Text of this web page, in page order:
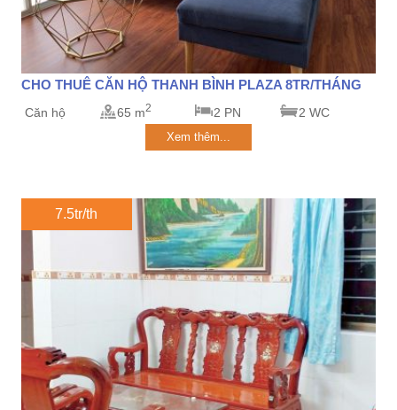
CHO THUÊ CĂN HỘ THANH BÌNH PLAZA 8TR/THÁNG
Căn hộ 65 m2 2 PN 2 WC
Xem thêm...
7.5tr/th